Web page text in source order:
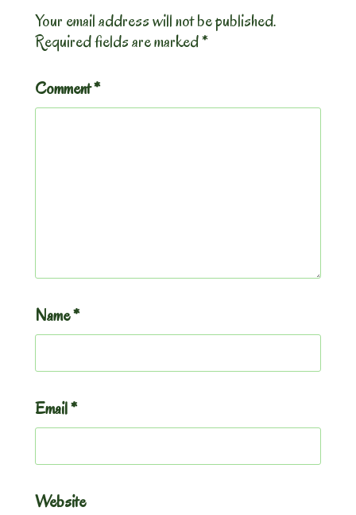
Your email address will not be published.
Required fields are marked*
Comment*
Name*
Email*
Website